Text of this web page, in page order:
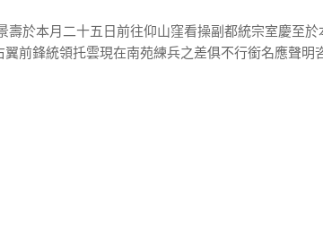
於本月二十五日前往仰山窪看操副都統宗室慶至於
前鋒統領托雲現在南苑練兵之差俱不行銜名應聲明